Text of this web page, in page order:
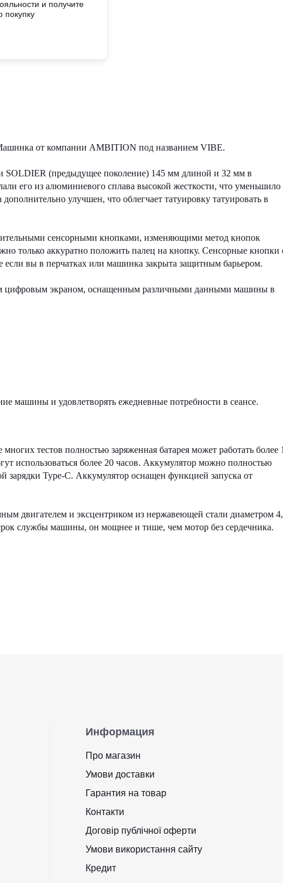
и получите
покупку
от компании AMBITION под названием VIBE.
(предыдущее поколение) 145 мм длиной и 32 мм в
его из алюминиевого сплава высокой жесткости, что уменьшило
улучшен, что облегчает татуировку татуировать в
сенсорными кнопками, изменяющими метод кнопок
только аккуратно положить палец на кнопку. Сенсорные кнопки
если вы в перчатках или машинка закрыта защитным барьером.
цифровым экраном, оснащенным различными данными машины в
машины и удовлетворять ежедневные потребности в сеансе.
тестов полностью заряженная батарея может работать более
использоваться более 20 часов. Аккумулятор можно полностью
зарядки Type-C. Аккумулятор оснащен функцией запуска от
двигателем и эксцентриком из нержавеющей стали диаметром
службы машины, он мощнее и тише, чем мотор без сердечника.
Информация
Про магазин
Умови доставки
Гарантия на товар
Контакти
Договір публічної оферти
Умови використання сайту
Кредит